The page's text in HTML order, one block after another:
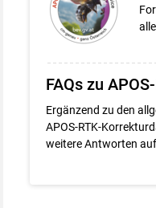
FAQs zu
Ergänzend zu den
APOS-RTK-
weitere Antworten